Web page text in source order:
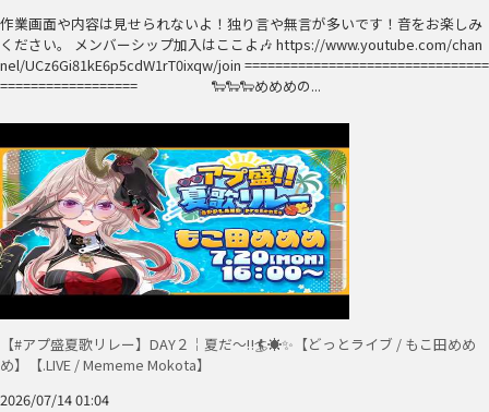
作業画面や内容は見せられないよ！独り言や無言が多いです！音をお楽しみ
ください。 メンバーシップ加入はここよ🎶 https://www.youtube.com/chan
nel/UCz6Gi81kE6p5cdW1rT0ixqw/join ================================
================== 🐑🐑🐑めめめの...
【#アプ盛夏歌リレー】DAY２￤夏だ～‼️🏄️☀️✨️【どっとライブ / もこ田めめ
め】【.LIVE / Mememe Mokota】
2026/07/14 01:04